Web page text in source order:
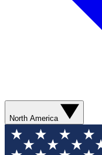
North America